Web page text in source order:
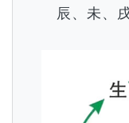
辰、未、